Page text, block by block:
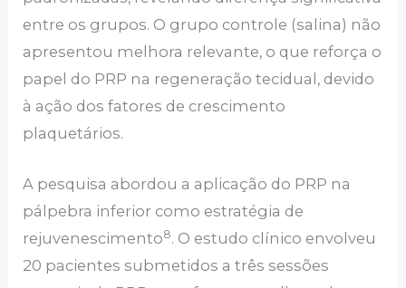
entre os grupos. O grupo controle (salina) não
apresentou melhora relevante, o que reforça o
papel do PRP na regeneração tecidual, devido
à ação dos fatores de crescimento
plaquetários.
A pesquisa abordou a aplicação do PRP na
pálpebra inferior como estratégia de
rejuvenescimento8. O estudo clínico envolveu
20 pacientes submetidos a três sessões